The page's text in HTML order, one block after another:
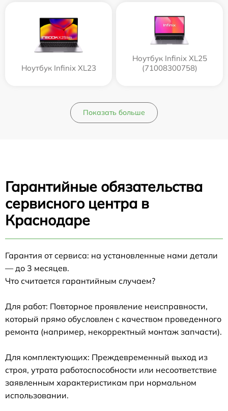
Ноутбук Infinix XL23
Ноутбук Infinix XL25
(71008300758)
Показать больше
Гарантийные обязательства
сервисного центра в
Краснодаре
Гарантия от сервиса: на установленные нами детали
— до 3 месяцев.
Что считается гарантийным случаем?
Для работ: Повторное проявление неисправности,
который прямо обусловлен с качеством проведенного
ремонта (например, некорректный монтаж запчасти).
Для комплектующих: Преждевременный выход из
строя, утрата работоспособности или несоответствие
заявленным характеристикам при нормальном
использовании.